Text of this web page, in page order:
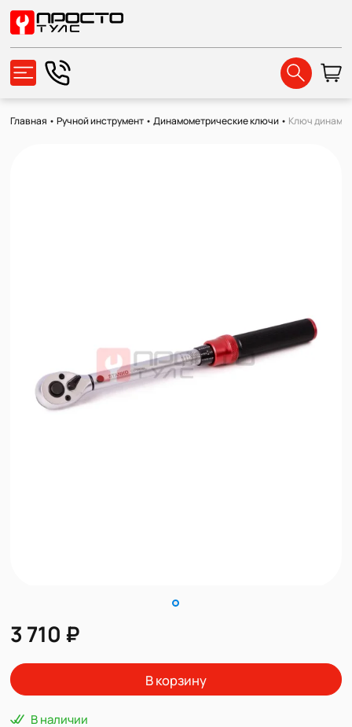
Главная •Ручной инструмент •Динамометрические ключи • Ключ
3 710 ₽
В корзину
В наличии